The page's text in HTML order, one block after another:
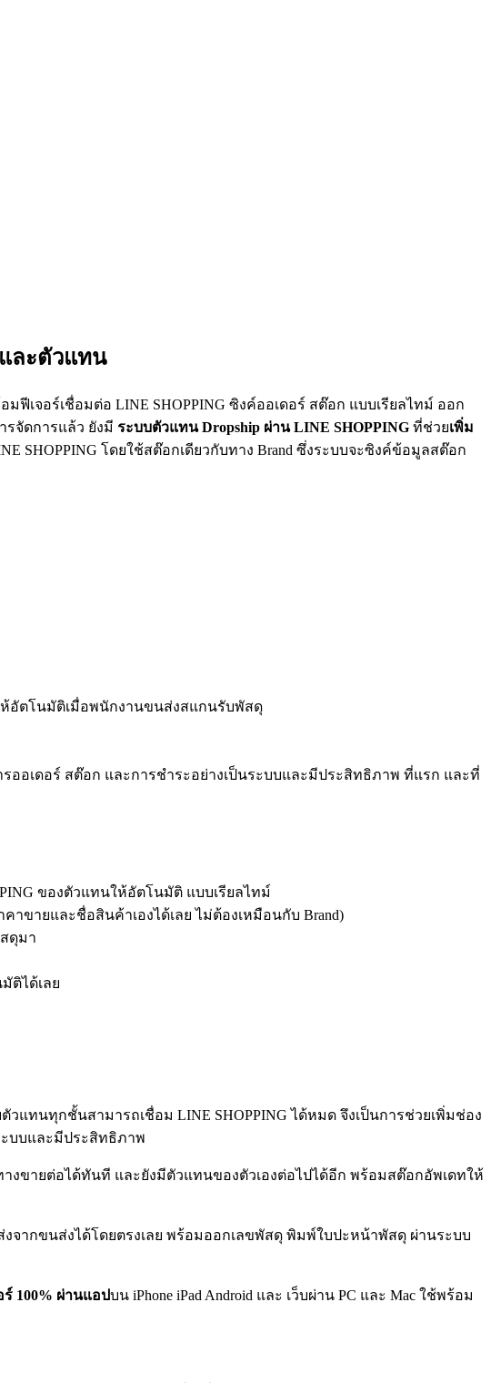
ละตัวแทน
เจอร์เชื่อมต่อ LINE SHOPPING ซิงค์ออเดอร์ สต๊อก แบบเรียลไทม์ ออก
รจัดการแล้ว ยังมี ระบบตัวแทน Dropship ผ่าน LINE SHOPPING ที่ช่วยเพิ่ม
SHOPPING โดยใช้สต๊อกเดียวกับทาง Brand ซึ่งระบบจะซิงค์ข้อมูลสต๊อก
ห้อัตโนมัติเมื่อพนักงานขนส่งสแกนรับพัสดุ
อเดอร์ สต๊อก และการชำระอย่างเป็นระบบและมีประสิทธิภาพ ที่แรก และที่
ของตัวแทนให้อัตโนมัติ แบบเรียลไทม์
าขายและชื่อสินค้าเองได้เลย ไม่ต้องเหมือนกับ Brand)
ดุมา
ติได้เลย
แทนทุกชั้นสามารถเชื่อม LINE SHOPPING ได้หมด จึงเป็นการช่วยเพิ่มช่อง
บบและมีประสิทธิภาพ
งขายต่อได้ทันที และยังมีตัวแทนของตัวเองต่อไปได้อีก พร้อมสต๊อกอัพเดทให้
งจากขนส่งได้โดยตรงเลย พร้อมออกเลขพัสดุ พิมพ์ใบปะหน้าพัสดุ ผ่านระบบ
100% ผ่านแอปบน iPhone iPad Android และ เว็บผ่าน PC และ Mac ใช้พร้อม